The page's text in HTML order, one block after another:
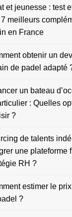
et jeunesse : test
meilleurs
en France
obtenir un
de padel adapté
un bateau
: Quelles
?
de talents
une plateforme
RH ?
estimer le
?